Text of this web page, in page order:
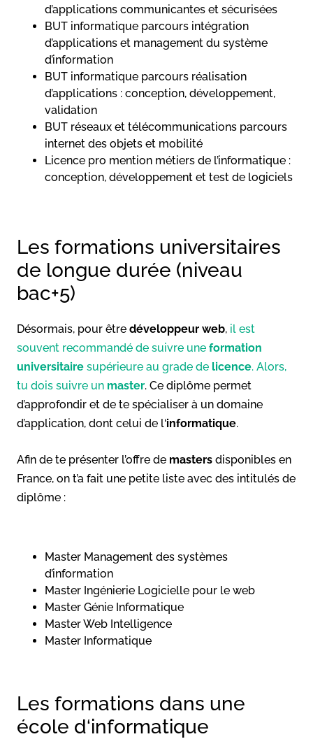
d’applications communicantes et sécurisées
BUT informatique parcours intégration
d’applications et management du système
d’information
BUT informatique parcours réalisation
d’applications : conception, développement,
validation
BUT réseaux et télécommunications parcours
internet des objets et mobilité
Licence pro mention métiers de l’informatique :
conception, développement et test de logiciels
Les formations universitaires
de longue durée (niveau
bac+5)
Désormais, pour être développeur web, il est
souvent recommandé de suivre une formation
universitaire supérieure au grade de licence. Alors,
tu dois suivre un master. Ce diplôme permet
d’approfondir et de te spécialiser à un domaine
d’application, dont celui de l‘informatique.
Afin de te présenter l’offre de masters disponibles en
France, on t’a fait une petite liste avec des intitulés de
diplôme :
Master Management des systèmes
d’information
Master Ingénierie Logicielle pour le web
Master Génie Informatique
Master Web Intelligence
Master Informatique
Les formations dans une
école d‘informatique